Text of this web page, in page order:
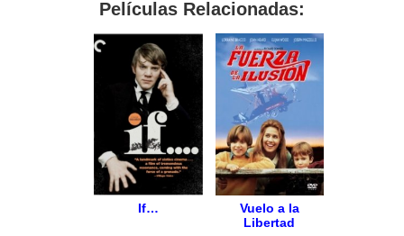
Películas Relacionadas:
If…
Vuelo a la
Libertad